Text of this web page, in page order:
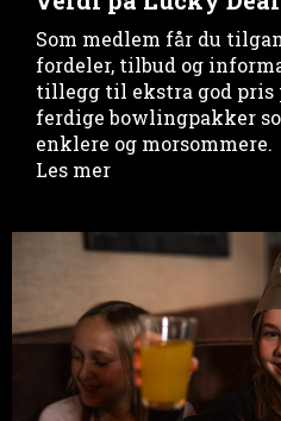
Som medlem får du
fordeler, tilbud og
tillegg til ekstra god pris
ferdige bowlingpakker
enklere og morsommere.
Les mer